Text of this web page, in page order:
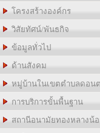
โครงสร้างองค์กร
วิสัยทัศน์/พันธกิจ
ข้อมูลทั่วไป
ด้านสังคม
หมู่บ้านในเขตตำบลดอน
การบริการขั้นพื้นฐาน
สถานีอนามัยทองหลางน้